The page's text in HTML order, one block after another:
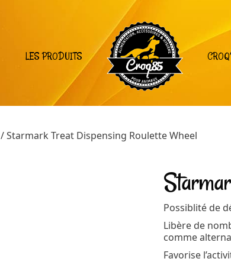
LES PRODUITS
/ Starmark Treat Dispensing Roulette Wheel
Possiblité de
Libère de
comme
Favorise